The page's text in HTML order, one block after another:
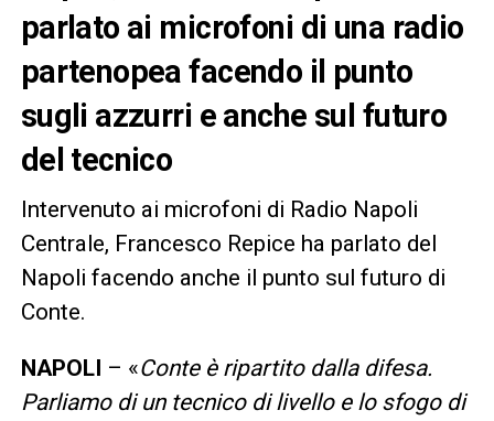
parlato ai microfoni di una radio
partenopea facendo il punto
sugli azzurri e anche sul futuro
del tecnico
Intervenuto ai microfoni di Radio Napoli
Centrale, Francesco Repice ha parlato del
Napoli facendo anche il punto sul futuro di
Conte.
NAPOLI – «Conte è ripartito dalla difesa.
Parliamo di un tecnico di livello e lo sfogo di